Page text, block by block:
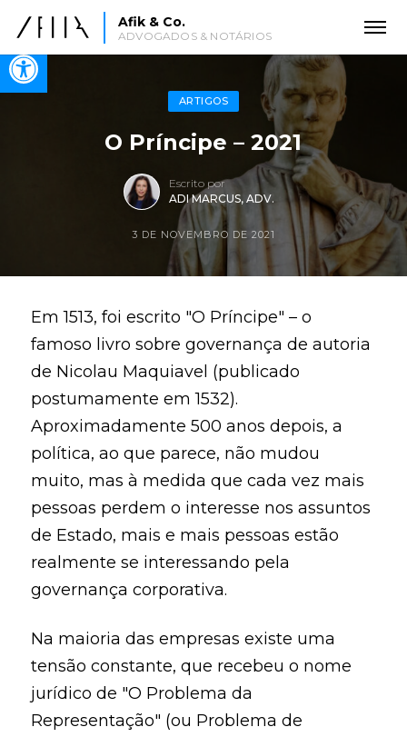
Open toolbar
Afik & Co.
ADVOGADOS & NOTÁRIOS
ARTIGOS
O Príncipe – 2021
Escrito por
ADI MARCUS, ADV.
3 DE NOVEMBRO DE 2021
Em 1513, foi escrito "O Príncipe" – o
famoso livro sobre governança de autoria
de Nicolau Maquiavel (publicado
postumamente em 1532).
Aproximadamente 500 anos depois, a
política, ao que parece, não mudou
muito, mas à medida que cada vez mais
pessoas perdem o interesse nos assuntos
de Estado, mais e mais pessoas estão
realmente se interessando pela
governança corporativa.
Na maioria das empresas existe uma
tensão constante, que recebeu o nome
jurídico de "O Problema da
Representação" (ou Problema de